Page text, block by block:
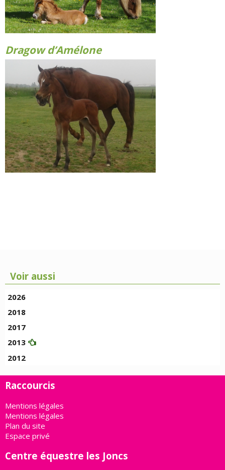
Dragow d’Amélone
Voir aussi
2026
2018
2017
2013
2012
Raccourcis
Mentions légales
Mentions légales
Plan du site
Espace privé
Centre équestre les Joncs